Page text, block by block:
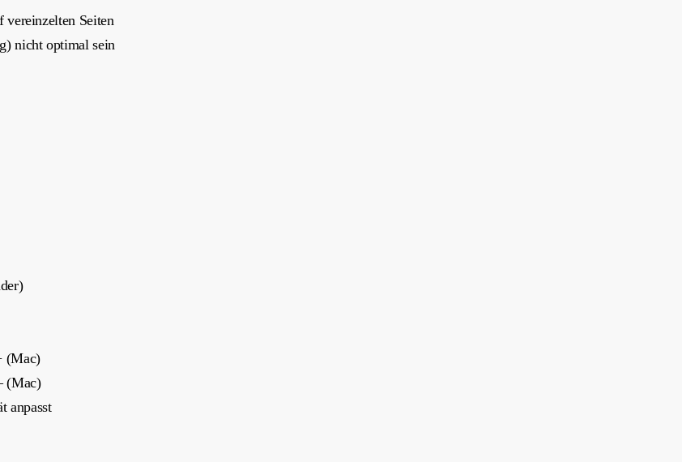
Seiten
nicht optimal sein
(Mac)
(Mac)
anpasst